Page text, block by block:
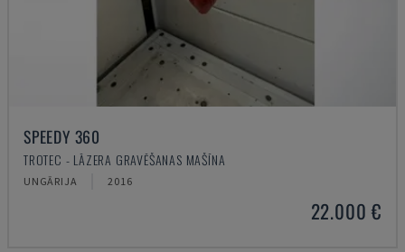
SPEEDY 360
TROTEC - LĀZERA GRAVĒŠANAS MAŠĪNA
UNGĀRIJA 2016
22.000 €